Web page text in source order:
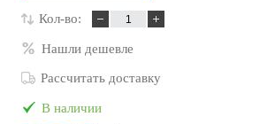
Кол-во:
Нашли дешевле
Рассчитать доставку
В наличии